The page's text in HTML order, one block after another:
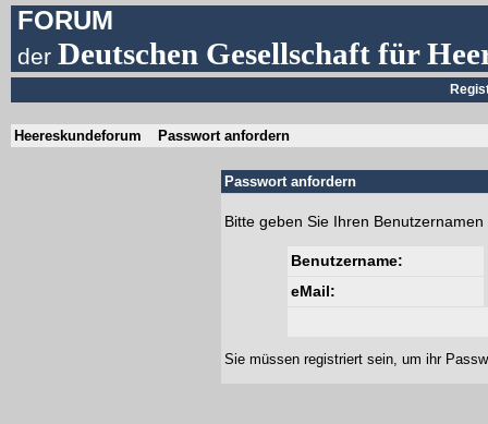
FORUM
derDeutschen Gesellschaft für
Heereskundeforum Passwort anfordern
Passwort anfordern
Bitte geben Sie Ihren
Benutzername:
eMail:
Sie müssenregistriert sein, um ihr